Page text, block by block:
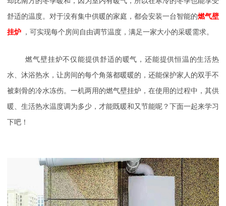
舒适的温度。对于没有集中供暖的家庭，都会安装一台智能的燃气壁
挂炉 ，可实现每个房间自由调节温度，满足一家大小的采暖需求。
燃气壁挂炉不仅能提供舒适的暖气，还能提供恒温的生活热
水、沐浴热水，让房间的每个角落都暖暖的，还能保护家人的双手不
被刺骨的冷水冻伤。一机两用的燃气壁挂炉，在使用的过程中，其供
暖、生活热水温度调为多少，才能既暖和又节能呢？下面一起来学习
下吧！